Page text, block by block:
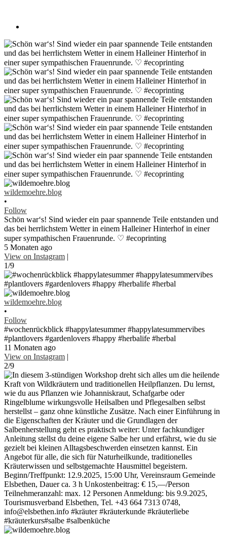
wildemoehre.blog
•
Follow
Schön war‘s! Sind wieder ein paar spannende Teile entstanden und
das bei herrlichstem Wetter in einem Halleiner Hinterhof in einer
super sympathischen Frauenrunde. ♡ #ecoprinting
5 Monaten ago
View on Instagram |
1/9
wildemoehre.blog
•
Follow
#wochenrückblick #happylatesummer #happylatesummervibes
#plantlovers #gardenlovers #happy #herbalife #herbal
11 Monaten ago
View on Instagram |
2/9